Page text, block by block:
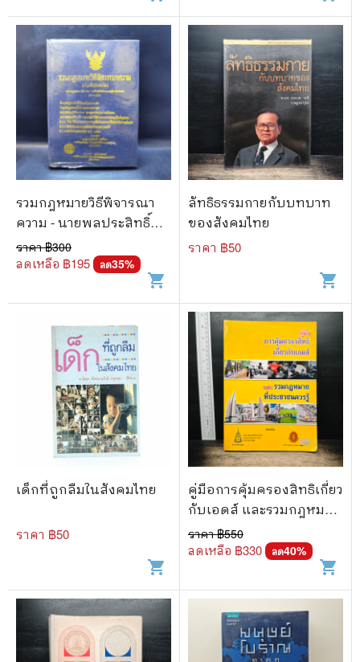
รวมกฎหมายวิธีพิจารณา
ความ - นายพลประสิทธิ์
ฤทธิ์รักษา
ราคา ฿300
ลดเหลือ ฿195 ลด35%
shopping_cart
ลัทธิธรรมกายกับบทบาท
ของสังคมไทย
ราคา ฿50
shopping_cart
เด็กที่ถูกลืมในสังคมไทย
ราคา ฿50
shopping_cart
คู่มือการคุ้มครองสิทธิเกี่ยว
กับเอดส์ และรวมกฎหมาย
ที่ประชาชนควรรู้
ราคา ฿550
ลดเหลือ ฿330 ลด40%
shopping_cart